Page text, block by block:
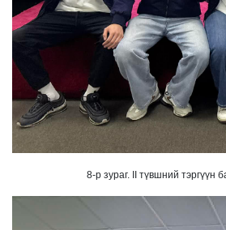
8-р зураг. II түвшний тэргүүн